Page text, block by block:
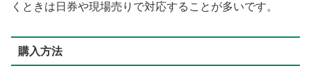
くときは日券や現場売りで対応することが多いです。
購入方法